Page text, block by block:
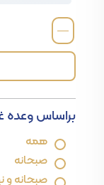
—
براساس وعده
همه
صبحانه
صبحانه و